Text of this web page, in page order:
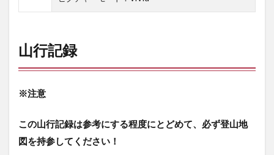
山行記録
※注意
この山行記録は参考にする程度にとどめて、必ず登山地
図を持参してください！